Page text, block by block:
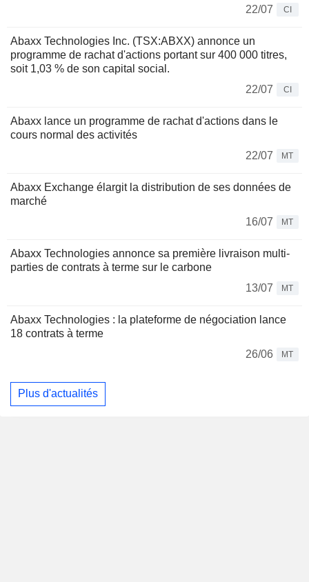
22/07
CI
Abaxx Technologies Inc. (TSX:ABXX) annonce un
programme de rachat d'actions portant sur 400 000 titres,
soit 1,03 % de son capital social.
22/07
CI
Abaxx lance un programme de rachat d'actions dans le
cours normal des activités
22/07
MT
Abaxx Exchange élargit la distribution de ses données de
marché
16/07
MT
Abaxx Technologies annonce sa première livraison multi-
parties de contrats à terme sur le carbone
13/07
MT
Abaxx Technologies : la plateforme de négociation lance
18 contrats à terme
26/06
MT
Plus d'actualités